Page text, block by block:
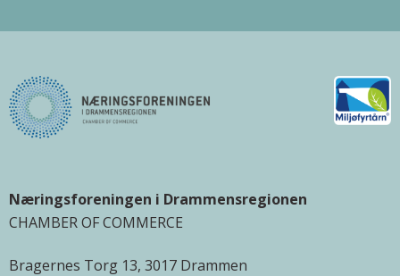
Næringsforeningen i Drammensregionen
CHAMBER OF COMMERCE
Bragernes Torg 13, 3017 Drammen